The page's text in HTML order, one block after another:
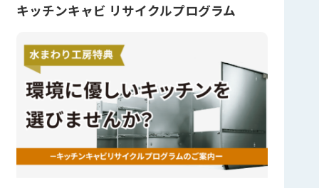
キッチンキャビ リサイクルプログラム